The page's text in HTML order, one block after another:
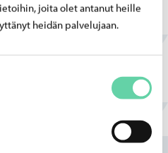
joita olet antanut heille
heidän palvelujaan.